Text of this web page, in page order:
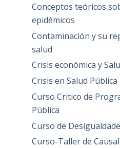
Conceptos teóricos
epidémicos
Contaminación y su
salud
Crisis económica y
Crisis en Salud Pública
Curso Critico de
Pública
Curso de
Curso-Taller de